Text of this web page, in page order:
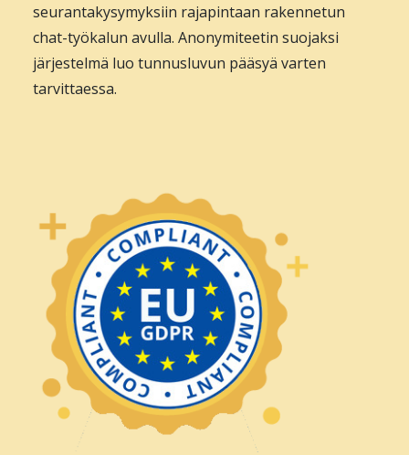
seurantakysymyksiin rajapintaan rakennetun
chat-työkalun avulla. Anonymiteetin suojaksi
järjestelmä luo tunnusluvun pääsyä varten
tarvittaessa.